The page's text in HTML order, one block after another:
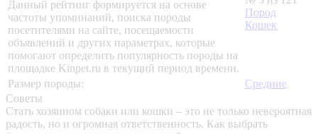
Данный рейтинг формируется на основе
частоты упоминаний, поиска породы
посетителями на сайте, посещаемости
объявлений и других параметрах, которые
помогают определить популярность породы на
площадке Kinpet.ru в текущий период времени.
Пород
Кошек
Размер породы:
Средние
Советы
Стать хозяином собаки или кошки – это не только невероятная
радость, но и огромная ответственность. Как выбрать